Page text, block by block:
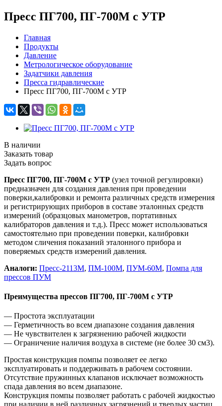
Пресс ПГ700, ПГ-700М с УТР
Главная
Продукты
Давление
Метрологическое оборудование
Задатчики давления
Пресса гидравлические
Пресс ПГ700, ПГ-700М с УТР
В наличии
Заказать товар
Задать вопрос
Пресс ПГ700, ПГ-700М с УТР (узел точной регулировки)
предназначен для создания давления при проведении
поверки,калибровки и ремонта различных средств измерения
и регистрирующих приборов в составе эталонных средств
измерений (образцовых манометров, портативных
калибраторов давления и т.д.). Пресс может использоваться
самостоятельно при проведении поверки, калибровки
методом сличения показаний эталонного прибора и
поверяемых средств измерений давления.
Аналоги: Пресс-2113М, ПМ-100М, ПУМ-60М, Помпа для
прессов ПУМ
Преимущества прессов ПГ700, ПГ-700М с УТР
— Простота эксплуатации
— Герметичность во всем диапазоне создания давления
— Не чувствителен к загрязнению рабочей жидкости
— Ограничение наличия воздуха в системе (не более 30 см3).
Простая конструкция помпы позволяет ее легко
эксплуатировать и поддерживать в рабочем состоянии.
Отсутствие пружинных клапанов исключает возможность
спада давления во всем диапазоне.
Конструкция помпы позволяет работать с рабочей жидкостью